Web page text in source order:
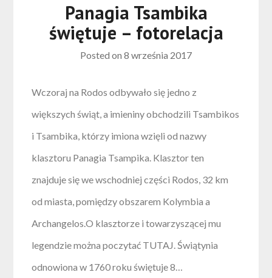
Panagia Tsambika
świętuje – fotorelacja
Posted on 8 września 2017
Wczoraj na Rodos odbywało się jedno z
większych świąt, a imieniny obchodzili Tsambikos
i Tsambika, którzy imiona wzięli od nazwy
klasztoru Panagia Tsampika. Klasztor ten
znajduje się we wschodniej części Rodos, 32 km
od miasta, pomiędzy obszarem Kolymbia a
Archangelos.O klasztorze i towarzyszącej mu
legendzie można poczytać TUTAJ. Świątynia
odnowiona w 1760 roku świętuje 8…